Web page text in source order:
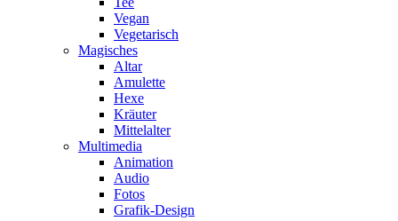
Vegan
Vegetarisch
Magisches
Altar
Amulette
Hexe
Kräuter
Mittelalter
Multimedia
Animation
Audio
Fotos
Grafik-Design